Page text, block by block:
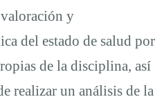
y
del estado de salud por
de la disciplina, así
realizar un análisis de la